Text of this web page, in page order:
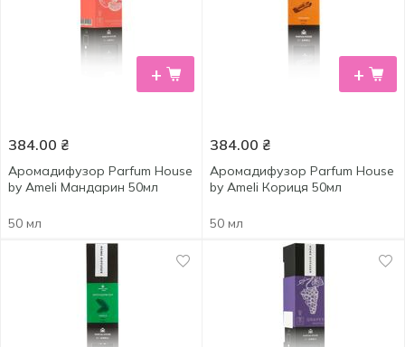
+
384.00 ₴
Аромадифузор Parfum House
by Ameli Мандарин 50мл
50 мл
+
384.00 ₴
Аромадифузор Parfum House
by Ameli Кориця 50мл
50 мл